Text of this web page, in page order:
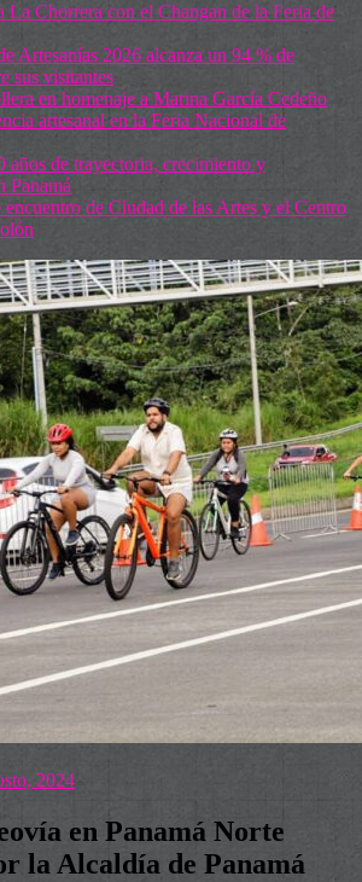
La Chorrera con el Changan de la Feria de
Artesanías 2026 alcanza un 94 % de
sus visitantes
en homenaje a Marina García Cedeño
artesanal en la Feria Nacional de
años de trayectoria, crecimiento y
Panamá
de Ciudad de las Artes y el Centro
2024
en Panamá Norte
la Alcaldía de Panamá